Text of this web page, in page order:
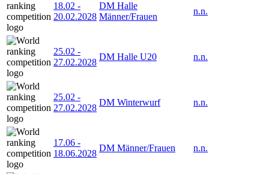
18.02 -
20.02.2028
DM Halle
Männer/Frauen
n.n.
25.02 -
27.02.2028
DM Halle U20 n.n.
25.02 -
27.02.2028
DM Winterwurf n.n.
17.06 -
18.06.2028
DM Männer/Frauen n.n.